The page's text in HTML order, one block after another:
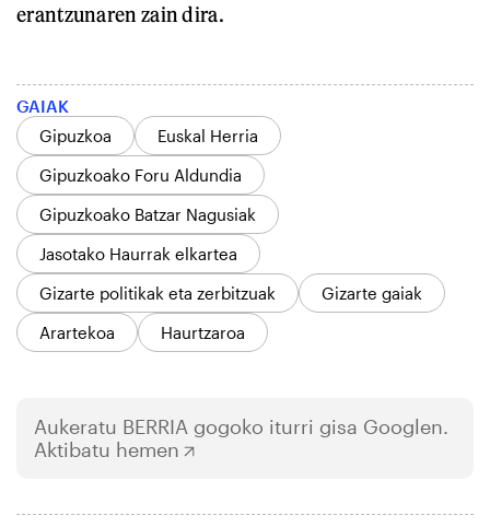
erantzunaren zain dira.
GAIAK
Gipuzkoa
Euskal Herria
Gipuzkoako Foru Aldundia
Gipuzkoako Batzar Nagusiak
Jasotako Haurrak elkartea
Gizarte politikak eta zerbitzuak
Gizarte gaiak
Arartekoa
Haurtzaroa
Aukeratu BERRIA gogoko iturri gisa Googlen.
Aktibatu hemen